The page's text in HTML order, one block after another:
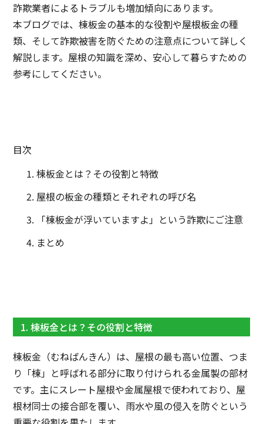
詐欺業者によるトラブルも増加傾向にあります。
本ブログでは、棟板金の基本的な役割や屋根板金の種
類、そして詐欺被害を防ぐための注意点について詳しく
解説します。屋根の知識を深め、安心して暮らすための
参考にしてください。
目次
棟板金とは？その役割と特徴
屋根の板金の種類とそれぞれの呼び名
「棟板金が浮いていますよ」という詐欺にご注意
まとめ
1. 棟板金とは？その役割と特徴
棟板金（むねばんきん）は、屋根の最も高い位置、つま
り「棟」と呼ばれる部分に取り付けられる金属製の部材
です。主にスレート屋根や金属屋根で使われており、屋
根材同士の接合部を覆い、雨水や風の侵入を防ぐという